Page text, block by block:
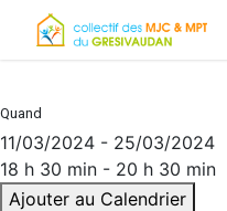
Quand
11/03/2024 - 25/03/2024
18 h 30 min - 20 h 30 min
Ajouter au Calendrier